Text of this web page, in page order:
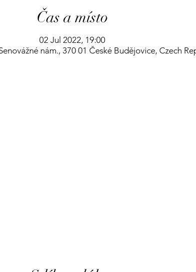
Čas a místo
02 Jul 2022, 19:00
nám., 370 01 České Budějovice, Czech